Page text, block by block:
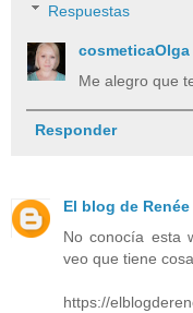
Respuestas
cosmeticaOlga
Me alegro que
Responder
El blog de Renée
No conocía esta
veo que tiene
https://